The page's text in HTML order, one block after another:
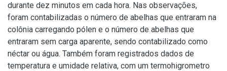
durante dez minutos em cada hora. Nas observações,
foram contabilizadas o número de abelhas que entraram na
colônia carregando pólen e o número de abelhas que
entraram sem carga aparente, sendo contabilizado como
néctar ou água. Também foram registrados dados de
temperatura e umidade relativa, com um termohigrometro